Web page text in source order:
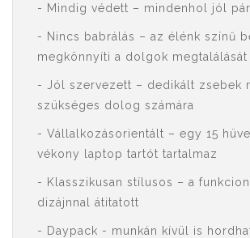
- Mindig védett – mindenhol jól
- Nincs babrálás – az élénk színű
megkönnyíti a dolgok megtalálását
- Jól szervezett – dedikált zsebek
szükséges dolog számára
- Vállalkozásorientált – egy 15
vékony laptop tartót tartalmaz
- Klasszikusan stílusos – a
dizájnnal átitatott
- Daypack - munkán kívül is